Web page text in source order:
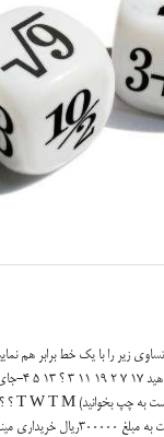
علامت سوال
ساعت فروش می شوند ویک ساعت به مبلغ